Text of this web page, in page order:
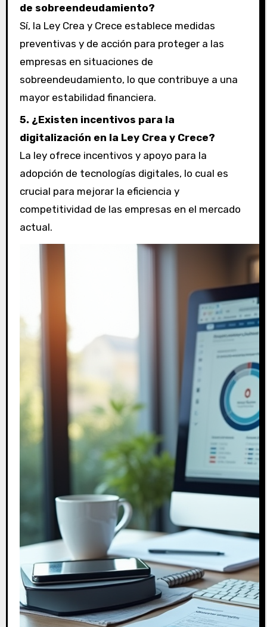
de sobreendeudamiento?
Sí, la Ley Crea y Crece establece medidas
preventivas y de acción para proteger a las
empresas en situaciones de
sobreendeudamiento, lo que contribuye a una
mayor estabilidad financiera.
5. ¿Existen incentivos para la
digitalización en la Ley Crea y Crece?
La ley ofrece incentivos y apoyo para la
adopción de tecnologías digitales, lo cual es
crucial para mejorar la eficiencia y
competitividad de las empresas en el mercado
actual.